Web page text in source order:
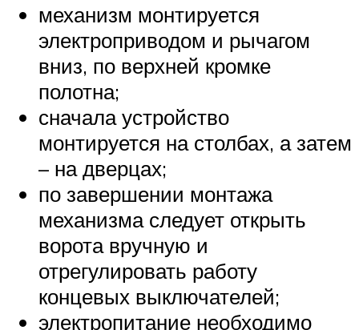
механизм монтируется
электроприводом и рычагом
вниз, по верхней кромке
полотна;
сначала устройство
монтируется на столбах, а затем
– на дверцах;
по завершении монтажа
механизма следует открыть
ворота вручную и
отрегулировать работу
концевых выключателей;
электропитание необходимо